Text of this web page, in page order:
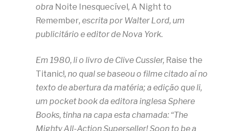
obra Noite Inesquecível , A Night to
Remember, escrita por Walter Lord, um
publicitário e editor de Nova York.
Em 1980, li o livro de Clive Cussler, Raise the
Titanic!, no qual se baseou o filme citado aí no
texto de abertura da matéria; a edição que li,
um pocket book da editora inglesa Sphere
Books, tinha na capa esta chamada: “The
Mighty All-Action Superseller! Soon to be a